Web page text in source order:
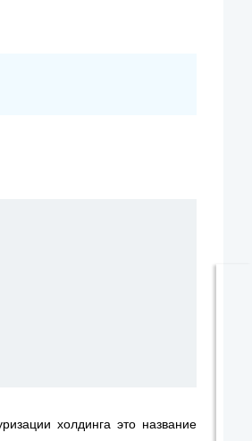
холдинга это название